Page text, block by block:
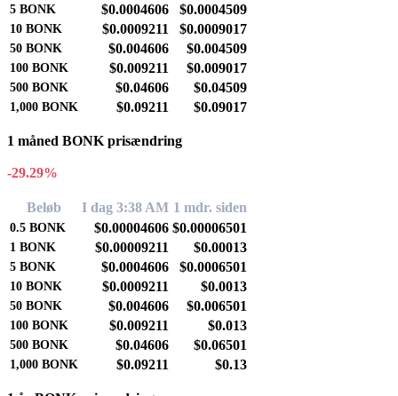
5 BONK $0.0004606 $0.0004509
10 BONK $0.0009211 $0.0009017
50 BONK $0.004606 $0.004509
100 BONK $0.009211 $0.009017
500 BONK $0.04606 $0.04509
1,000 BONK $0.09211 $0.09017
1 måned BONK prisændring
-29.29%
Beløb I dag 3:38 AM 1 mdr. siden
0.5 BONK $0.00004606 $0.00006501
1 BONK $0.00009211 $0.00013
5 BONK $0.0004606 $0.0006501
10 BONK $0.0009211 $0.0013
50 BONK $0.004606 $0.006501
100 BONK $0.009211 $0.013
500 BONK $0.04606 $0.06501
1,000 BONK $0.09211 $0.13